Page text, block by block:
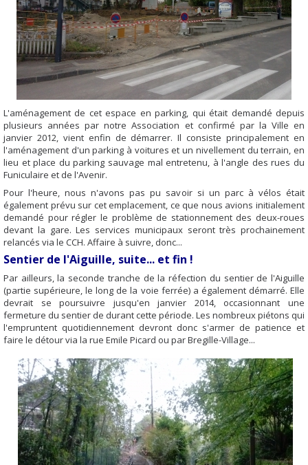
L'aménagement de cet espace en parking, qui était demandé depuis
plusieurs années par notre Association et confirmé par la Ville en
janvier 2012, vient enfin de démarrer. Il consiste principalement en
l'aménagement d'un parking à voitures et un nivellement du terrain, en
lieu et place du parking sauvage mal entretenu, à l'angle des rues du
Funiculaire et de l'Avenir.
Pour l'heure, nous n'avons pas pu savoir si un parc à vélos était
également prévu sur cet emplacement, ce que nous avions initialement
demandé pour régler le problème de stationnement des deux-roues
devant la gare. Les services municipaux seront très prochainement
relancés via le CCH. Affaire à suivre, donc...
Sentier de l'Aiguille, suite... et fin !
Par ailleurs, la seconde tranche de la réfection du sentier de l'Aiguille
(partie supérieure, le long de la voie ferrée) a également démarré. Elle
devrait se poursuivre jusqu'en janvier 2014, occasionnant une
fermeture du sentier de durant cette période. Les nombreux piétons qui
l'empruntent quotidiennement devront donc s'armer de patience et
faire le détour via la rue Emile Picard ou par Bregille-Village...